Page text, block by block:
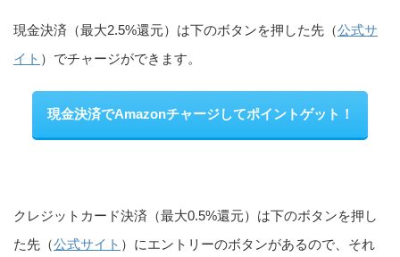
現金決済（最大2.5%還元）は下のボタンを押した先（公式サ
イト ）でチャージができます。
現金決済でAmazonチャージしてポイントゲット！
クレジットカード決済（最大0.5%還元）は下のボタンを押し
た先（公式サイト ）にエントリーのボタンがあるので、それ